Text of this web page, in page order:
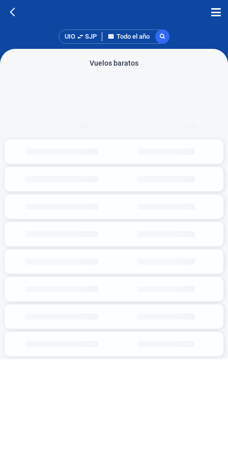
UIO SJP Todo el año
Vuelos baratos